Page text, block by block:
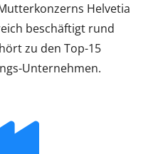
Helvetia
beschäftigt rund
zu den Top-15
Unternehmen.